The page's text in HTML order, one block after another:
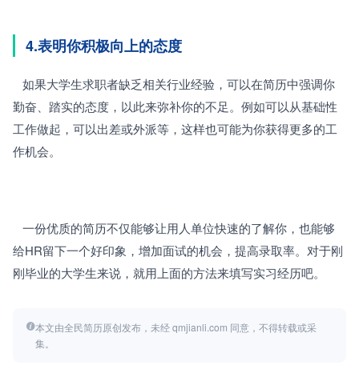
4.表明你积极向上的态度
勤奋、踏实的态度，以此来弥补你的不足。例如可以从基础性
工作做起，可以出差或外派等，这样也可能为你获得更多的工
作机会。
给HR留下一个好印象，增加面试的机会，提高录取率。对于刚
刚毕业的大学生来说，就用上面的方法来填写实习经历吧。
本文由全民简历原创发布，未经 qmjianli.com 同意，不得转载或采
集。